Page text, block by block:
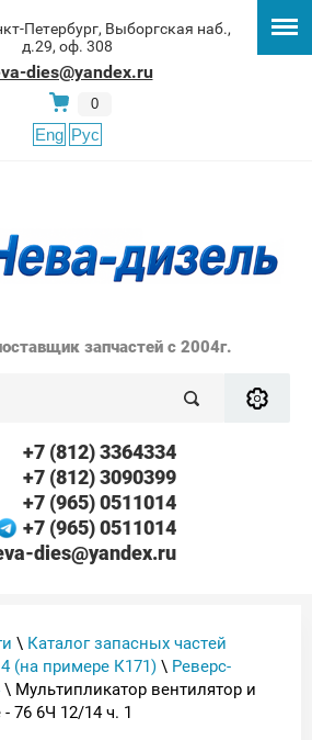
Петербург, Выборгская наб.,
д.29, оф. 308
dies@yandex.ru
0
Eng Рус
запчастей с 2004г.
+7 (812) 3364334
+7 (812) 3090399
+7 (965) 0511014
+7 (965) 0511014
dies@yandex.ru
\ Каталог запасных частей
(на примере К171) \ Реверс-
\ Мультипликатор вентилятор и
- 76 6Ч 12/14 ч. 1